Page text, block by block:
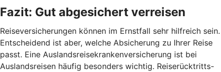
Fazit: Gut abgesichert verreisen
Reiseversicherungen können im Ernstfall sehr hilfreich sein.
Entscheidend ist aber, welche Absicherung zu Ihrer Reise
passt. Eine Auslandsreisekrankenversicherung ist bei
Auslandsreisen häufig besonders wichtig. Reiserücktritts-